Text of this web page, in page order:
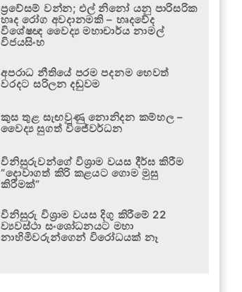
ප්‍රවේසම් වන්න; එල් නිනෝ යනු පාරිසරික
හෘද රෝග අවදානමකි – හෘදවේද
විශේෂඥ වෛද්‍ය මහාචාර්ය නාමල්
විජයසිංහ
අපරාධ නීතියේ පරම පදනම හෙවත්
වරදට සරිලන දඬුවම
කුස තුළ සැඟවුණු නොනිදන කම්හල –
වෛද්‍ය සුගත් විජේවර්ධන
විනිසුරුවන්ගේ විශ්‍රාම වයස දීර්ඝ කිරීම
“දොවාගත් කිරි කළයට ගොම මුසු
කිරීමක්”
විනිසුරු විශ්‍රාම වයස දිගු කිරීමේ 22
ව්‍යවස්ථා සංශෝධනයට මහා
නාහිමිවරුන්ගෙන් විරෝධයක් නෑ